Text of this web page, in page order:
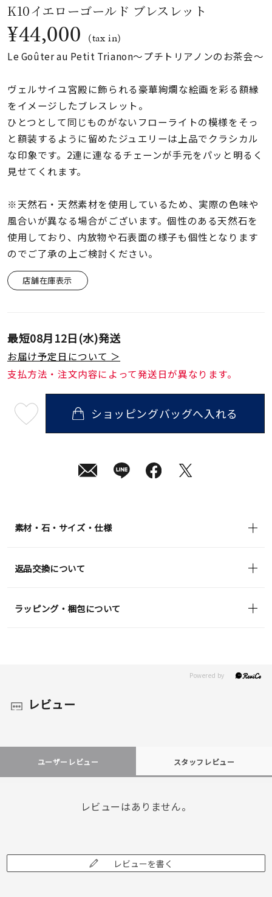
ファッションテイス
ト
コレクション
レディース
リングサイズ
メンズ
リングサイズ
価格
K10イエローゴールド ブレスレット
¥44,000 (tax in)
Le Goûter au Petit Trianon～プチトリアノンのお茶会～
ヴェルサイユ宮殿に飾られる豪華絢爛な絵画を彩る額縁
をイメージしたブレスレット。
ひとつとして同じものがないフローライトの模様をそっ
と額装するように留めたジュエリーは上品でクラシカル
な印象です。2連に連なるチェーンが手元をパッと明るく
見せてくれます。
※天然石・天然素材を使用しているため、実際の色味や
風合いが異なる場合がございます。個性のある天然石を
使用しており、内放物や石表面の様子も個性となります
のでご了承の上ご検討ください。
店舗在庫表示
最短08月12日(水)発送
お届け予定日について ＞
支払方法・注文内容によって発送日が異なります。
08
ショッピングバッグへ入れる
素材・石・サイズ・仕様
返品交換について
ラッピング・梱包について
レビュー
ユーザーレビュー スタッフレビュー
レビューはありません。
レビューを書く